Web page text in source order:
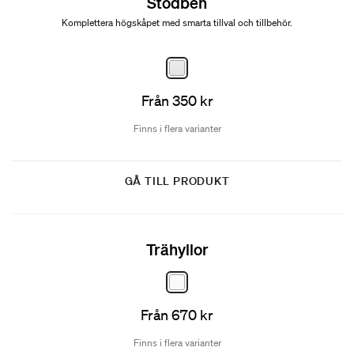
Komplettera högskåpet med smarta tillval och tillbehör.
Från 350 kr
Finns i flera varianter
GÅ TILL PRODUKT
Trähyllor
Från 670 kr
Finns i flera varianter